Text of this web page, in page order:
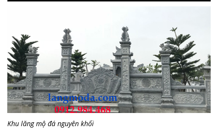
Khu lăng mộ đá nguyên khối